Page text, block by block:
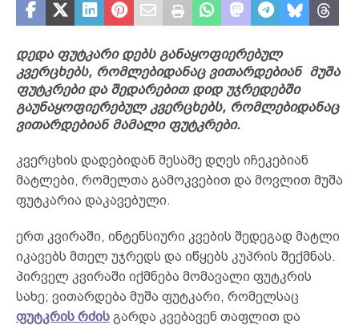
დედა ფუტკარი დებს განაყოფიერებულ
კვერცხებს, რომლებიდანაც ვითარდებიან მუშა
ფუტკრები და შედარებით დიდ უჯრედებში
გაუნაყოფიერებულ კვერცხებს, რომლებიდანაც
ვითარდებიან მამალი ფუტკრები.
კვერცხის დადებიდან მესამე დღეს იჩეკებიან
მატლები, რომელთა გამოკვებით და მოვლით მუშა
ფუტკარია დაკავებული.
ერთ კვირაში, ინტენსიური კვების შედეგად მატლი
იკავებს მთელ უჯრედს და იწყებს კუპრის შექმნას.
პირველ კვირაში იქმნება მომავალი ფუტკრის
სახე; ვითარდება მუშა ფუტკარი, რომელსაც
ფუტკრის რძის გარდა კვებავენ თაფლით და